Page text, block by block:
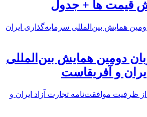
دومین همایش بین‌المللی
و آفریقاست